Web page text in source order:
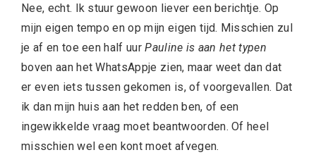
Nee, echt. Ik stuur gewoon liever een berichtje. Op
mijn eigen tempo en op mijn eigen tijd. Misschien zul
je af en toe een half uurPauline is aan het typen
boven aan het WhatsAppje zien, maar weet dan dat
er even iets tussen gekomen is, of voorgevallen. Dat
ik dan mijn huis aan het redden ben, of een
ingewikkelde vraag moet beantwoorden. Of heel
misschien wel een kont moet afvegen.